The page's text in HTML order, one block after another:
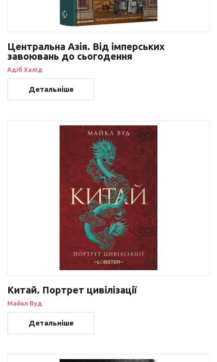
Центральна Азія. Від імперських
завоювань до сьогодення
Адіб Халід
Детальніше
Китай. Портрет цивілізації
Майкл Вуд
Детальніше